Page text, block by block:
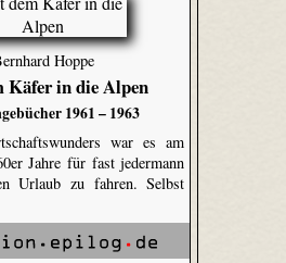
Hoppe
Käfer in die Alpen
1961 – 1963
war es am
Jahre für fast jedermann
Urlaub zu fahren. Selbst